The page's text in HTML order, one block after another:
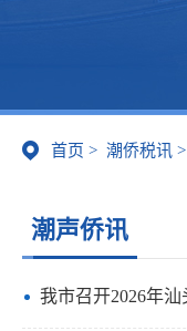
首页 > 潮侨税讯 >
潮声侨讯
我市召开2026年